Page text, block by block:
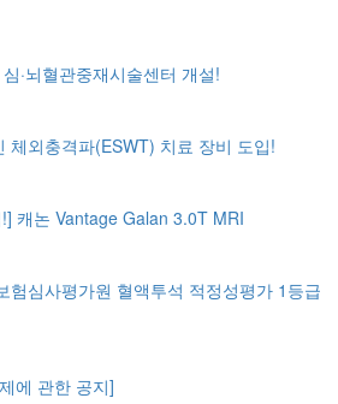
·뇌혈관중재시술센터 개설!
체외충격파(ESWT) 치료 장비 도입!
캐논 Vantage Galan 3.0T MRI
험심사평가원 혈액투석 적정성평가 1등급
에 관한 공지]